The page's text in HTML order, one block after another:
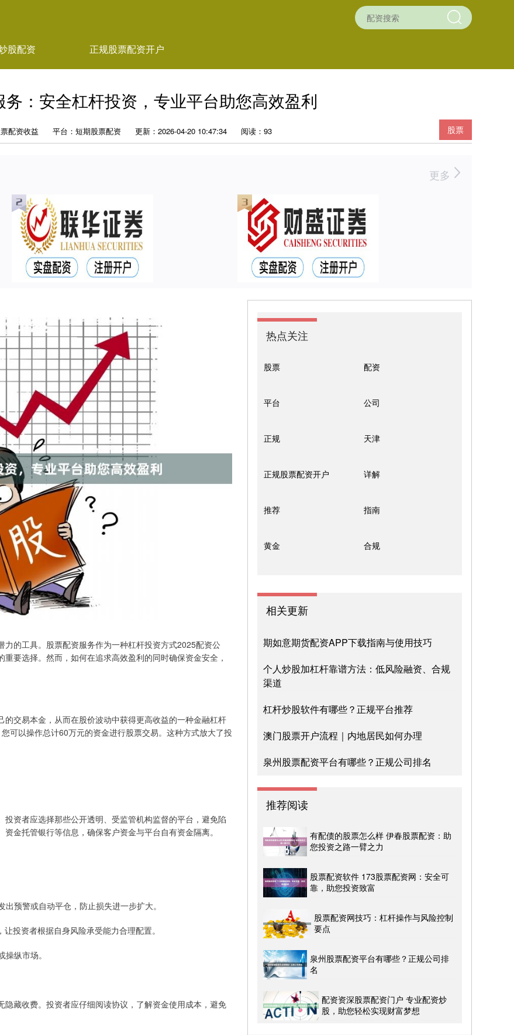
股配资 正规股票配资开户
务：安全杠杆投资，专业平台助您高效盈利
股票
配资收益 平台：短期股票配资 更新：2026-04-20 10:47:34 阅读：93
更多
的工具。股票配资服务作为一种杠杆投资方式2025配资公
要选择。然而，如何在追求高效盈利的同时确保资金安全，
交易本金，从而在股价波动中获得更高收益的一种金融杠杆
可以操作总计60万元的资金进行股票交易。这种方式放大了投
资者应选择那些公开透明、受监管机构监督的平台，避免陷
金托管银行等信息，确保客户资金与平台自有资金隔离。
预警或自动平仓，防止损失进一步扩大。
投资者根据自身风险承受能力合理配置。
纵市场。
藏收费。投资者应仔细阅读协议，了解资金使用成本，避免
热点关注
股票 配资
平台 公司
正规 天津
正规股票配资开户 详解
推荐 指南
黄金 合规
相关更新
期如意期货配资APP下载指南与使用技巧
个人炒股加杠杆靠谱方法：低风险融资、合规
渠道
杠杆炒股软件有哪些？正规平台推荐
澳门股票开户流程｜内地居民如何办理
泉州股票配资平台有哪些？正规公司排名
推荐阅读
有配债的股票怎么样 伊春股票配资：助
您投资之路一臂之力
股票配资软件 173股票配资网：安全可
靠，助您投资致富
股票配资网技巧：杠杆操作与风险控制
要点
泉州股票配资平台有哪些？正规公司排
名
配资资深股票配资门户 专业配资炒
股，助您轻松实现财富梦想